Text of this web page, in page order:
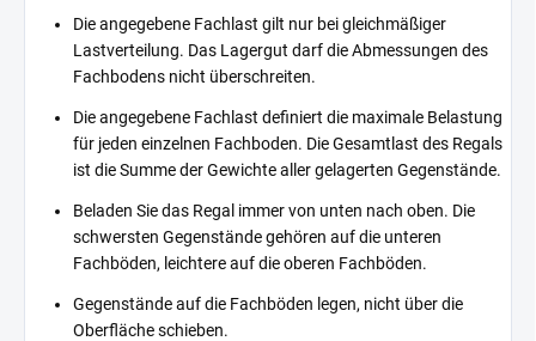
Die angegebene Fachlast gilt nur bei gleichmäßiger
Lastverteilung. Das Lagergut darf die Abmessungen des
Fachbodens nicht überschreiten.
Die angegebene Fachlast definiert die maximale Belastung
für jeden einzelnen Fachboden. Die Gesamtlast des Regals
ist die Summe der Gewichte aller gelagerten Gegenstände.
Beladen Sie das Regal immer von unten nach oben. Die
schwersten Gegenstände gehören auf die unteren
Fachböden, leichtere auf die oberen Fachböden.
Gegenstände auf die Fachböden legen, nicht über die
Oberfläche schieben.